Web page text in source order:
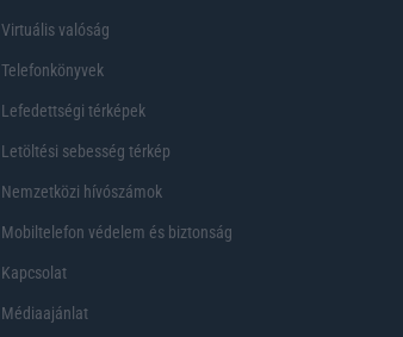
Virtuális valóság
Telefonkönyvek
Lefedettségi térképek
Letöltési sebesség térkép
Nemzetközi hívószámok
Mobiltelefon védelem és biztonság
Kapcsolat
Médiaajánlat